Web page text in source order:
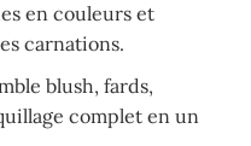
en couleurs et
carnations.
blush, fards,
complet en un